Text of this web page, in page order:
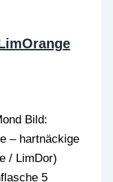
Bild:
– hartnäckige
/ LimDor)
5